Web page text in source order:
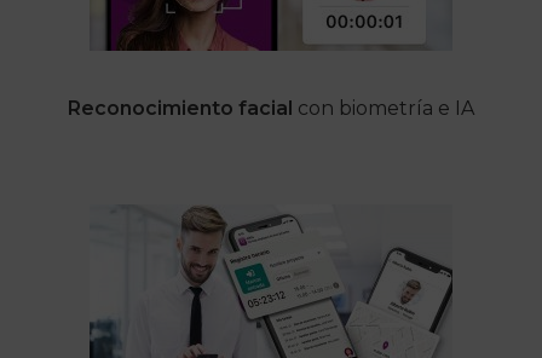
Reconocimiento facial con biometría e IA